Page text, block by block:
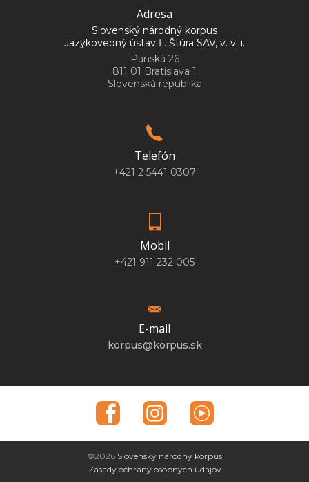
Adresa
Slovenský národný korpus
Jazykovedný ústav Ľ. Štúra SAV, v. v. i.
Panská 26
811 01 Bratislava 1
Slovenská republika
Telefón
+421 2 5441 0307
Mobil
+421 911 232 005
E-mail
korpus@korpus.sk
©2026 Slovenský národný korpus
Zásady ochrany osobných údajov